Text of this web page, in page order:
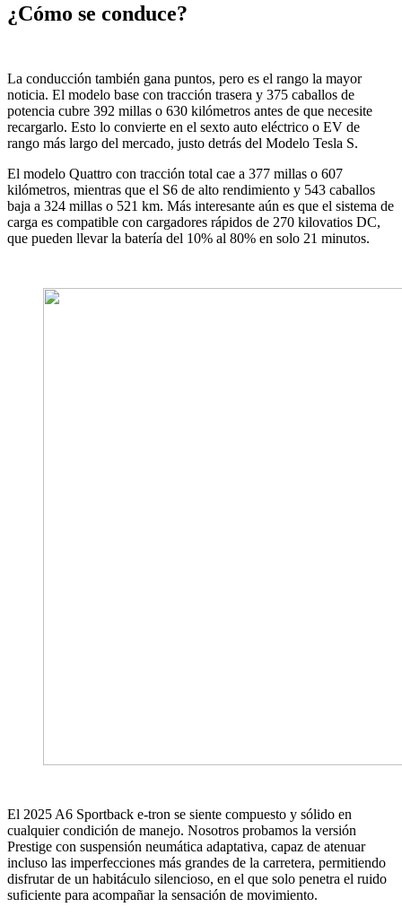
¿Cómo se conduce?
La conducción también gana puntos, pero es el rango la mayor
noticia. El modelo base con tracción trasera y 375 caballos de
potencia cubre 392 millas o 630 kilómetros antes de que necesite
recargarlo. Esto lo convierte en el sexto auto eléctrico o EV de
rango más largo del mercado, justo detrás del Modelo Tesla S.
El modelo Quattro con tracción total cae a 377 millas o 607
kilómetros, mientras que el S6 de alto rendimiento y 543 caballos
baja a 324 millas o 521 km. Más interesante aún es que el sistema de
carga es compatible con cargadores rápidos de 270 kilovatios DC,
que pueden llevar la batería del 10% al 80% en solo 21 minutos.
El 2025 A6 Sportback e-tron se siente compuesto y sólido en
cualquier condición de manejo. Nosotros probamos la versión
Prestige con suspensión neumática adaptativa, capaz de atenuar
incluso las imperfecciones más grandes de la carretera, permitiendo
disfrutar de un habitáculo silencioso, en el que solo penetra el ruido
suficiente para acompañar la sensación de movimiento.